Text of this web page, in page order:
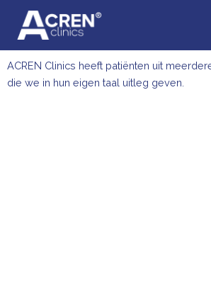
ACREN Clinics heeft patiënten uit
die we in hun eigen taal uitleg geven.